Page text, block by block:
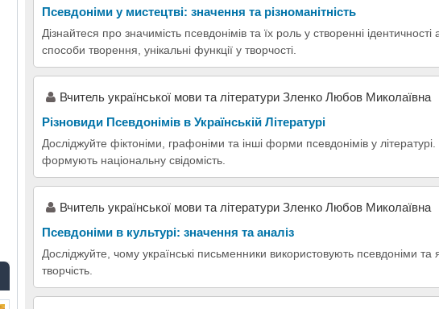
Псевдоніми у мистецтві: значення та різноманітність
Дізнайтеся про значимість псевдонімів та їх роль у створенні
способи творення, унікальні функції у творчості.
Вчитель української мови та літератури Зленко Любов Миколаївна
Різновиди Псевдонімів в Українській Літературі
Досліджуйте фіктоніми, графоніми та інші форми псевдонімів у
формують національну свідомість.
Вчитель української мови та літератури Зленко Любов Миколаївна
Псевдоніми в культурі: значення та аналіз
Досліджуйте, чому українські письменники використовують псевдоніми
творчість.